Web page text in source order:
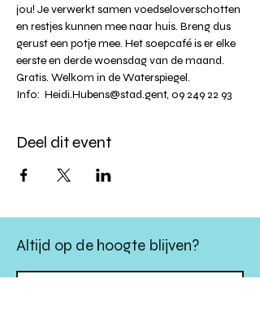
jou! Je verwerkt samen voedseloverschotten
en restjes kunnen mee naar huis. Breng dus
gerust een potje mee. Het soepcafé is er elke
eerste en derde woensdag van de maand.
Gratis. Welkom in de Waterspiegel.
Info:  Heidi.Hubens@stad.gent, 09 249 22 93
Deel dit event
Altijd op de hoogte blijven?